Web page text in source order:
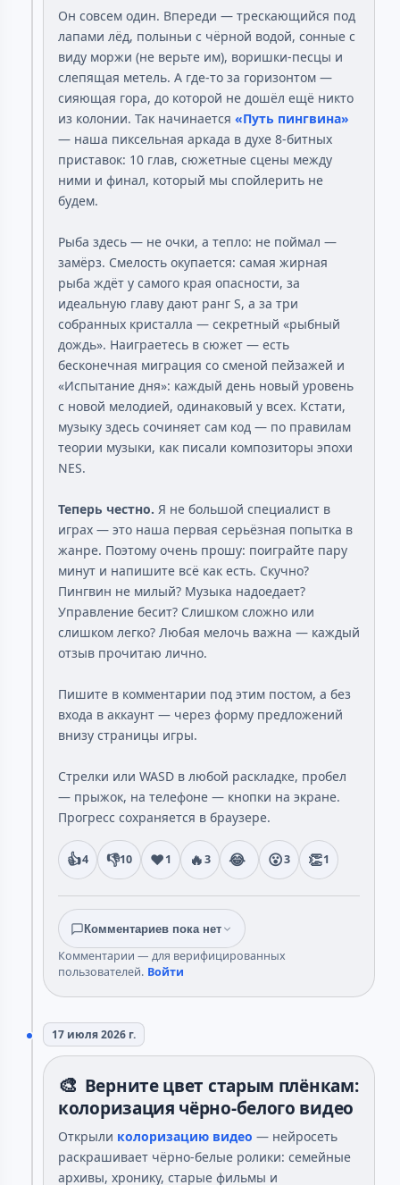
Он совсем один. Впереди — трескающийся под
лапами лёд, полыньи с чёрной водой, сонные с
виду моржи (не верьте им), воришки-песцы и
слепящая метель. А где-то за горизонтом —
сияющая гора, до которой не дошёл ещё никто
из колонии. Так начинается «Путь пингвина»
— наша пиксельная аркада в духе 8-битных
приставок: 10 глав, сюжетные сцены между
ними и финал, который мы спойлерить не
будем.
Рыба здесь — не очки, а тепло: не поймал —
замёрз. Смелость окупается: самая жирная
рыба ждёт у самого края опасности, за
идеальную главу дают ранг S, а за три
собранных кристалла — секретный «рыбный
дождь». Наиграетесь в сюжет — есть
бесконечная миграция со сменой пейзажей и
«Испытание дня»: каждый день новый уровень
с новой мелодией, одинаковый у всех. Кстати,
музыку здесь сочиняет сам код — по правилам
теории музыки, как писали композиторы эпохи
NES.
Теперь честно. Я не большой специалист в
играх — это наша первая серьёзная попытка в
жанре. Поэтому очень прошу: поиграйте пару
минут и напишите всё как есть. Скучно?
Пингвин не милый? Музыка надоедает?
Управление бесит? Слишком сложно или
слишком легко? Любая мелочь важна — каждый
отзыв прочитаю лично.
Пишите в комментарии под этим постом, а без
входа в аккаунт — через форму предложений
внизу страницы игры.
Стрелки или WASD в любой раскладке, пробел
— прыжок, на телефоне — кнопки на экране.
Прогресс сохраняется в браузере.
👍4 👎10 ❤️1 🔥3 😂 😮3 👏1
Комментариев пока нет
Комментарии — для верифицированных
пользователей. Войти
17 июля 2026 г.
🎨 Верните цвет старым плёнкам:
колоризация чёрно-белого видео
Открыли колоризацию видео — нейросеть
раскрашивает чёрно-белые ролики: семейные
архивы, хронику, старые фильмы и